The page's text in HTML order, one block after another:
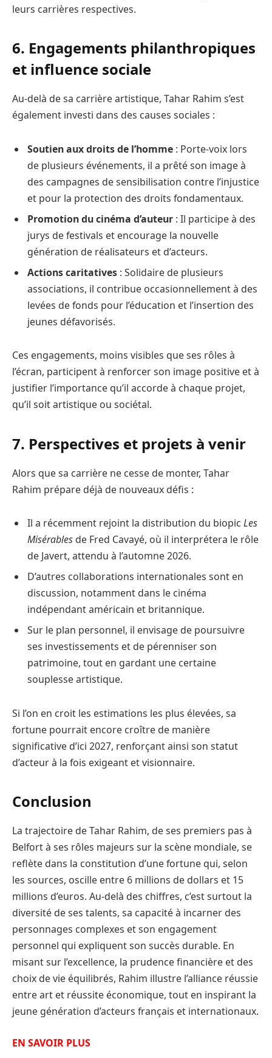
leurs carrières respectives.
6. Engagements philanthropiques
et influence sociale
Au-delà de sa carrière artistique, Tahar Rahim s’est
également investi dans des causes sociales :
Soutien aux droits de l’homme : Porte-voix lors
de plusieurs événements, il a prêté son image à
des campagnes de sensibilisation contre l’injustice
et pour la protection des droits fondamentaux.
Promotion du cinéma d’auteur : Il participe à des
jurys de festivals et encourage la nouvelle
génération de réalisateurs et d’acteurs.
Actions caritatives : Solidaire de plusieurs
associations, il contribue occasionnellement à des
levées de fonds pour l’éducation et l’insertion des
jeunes défavorisés.
Ces engagements, moins visibles que ses rôles à
l’écran, participent à renforcer son image positive et à
justifier l’importance qu’il accorde à chaque projet,
qu’il soit artistique ou sociétal.
7. Perspectives et projets à venir
Alors que sa carrière ne cesse de monter, Tahar
Rahim prépare déjà de nouveaux défis :
Il a récemment rejoint la distribution du biopic Les
Misérables de Fred Cavayé, où il interprétera le rôle
de Javert, attendu à l’automne 2026.
D’autres collaborations internationales sont en
discussion, notamment dans le cinéma
indépendant américain et britannique.
Sur le plan personnel, il envisage de poursuivre
ses investissements et de pérenniser son
patrimoine, tout en gardant une certaine
souplesse artistique.
Si l’on en croit les estimations les plus élevées, sa
fortune pourrait encore croître de manière
significative d’ici 2027, renforçant ainsi son statut
d’acteur à la fois exigeant et visionnaire.
Conclusion
La trajectoire de Tahar Rahim, de ses premiers pas à
Belfort à ses rôles majeurs sur la scène mondiale, se
reflète dans la constitution d’une fortune qui, selon
les sources, oscille entre 6 millions de dollars et 15
millions d’euros. Au-delà des chiffres, c’est surtout la
diversité de ses talents, sa capacité à incarner des
personnages complexes et son engagement
personnel qui expliquent son succès durable. En
misant sur l’excellence, la prudence financière et des
choix de vie équilibrés, Rahim illustre l’alliance réussie
entre art et réussite économique, tout en inspirant la
jeune génération d’acteurs français et internationaux.
EN SAVOIR PLUS